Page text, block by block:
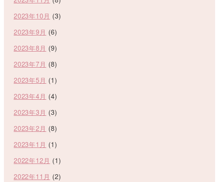
2023年10月 (3)
2023年9月 (6)
2023年8月 (9)
2023年7月 (8)
2023年5月 (1)
2023年4月 (4)
2023年3月 (3)
2023年2月 (8)
2023年1月 (1)
2022年12月 (1)
2022年11月 (2)